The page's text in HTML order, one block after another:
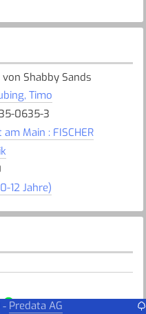
von Shabby Sands
Timo
0635-3
Main : FISCHER
12 Jahre)
- Predata AG